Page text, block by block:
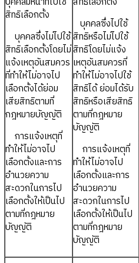
สิทธิเลือกตั้ง
บุคคลซึ่งไม่ไปใช้
สิทธิเลือกตั้งโดยไม่
แจ้งเหตุอันสมควร
ที่ทำให้ไม่อาจไป
เลือกตั้งได้ย่อม
เสียสิทธิตามที่
กฎหมายบัญญัติ
การแจ้งเหตุที่
ทำให้ไม่อาจไป
เลือกตั้งและการ
อำนวยความ
สะดวกในการไป
เลือกตั้งให้เป็นไป
ตามที่กฎหมาย
บัญญัติ
บุคคลซึ่งไปใช้
สิทธิหรือไม่ไปใช้
สิทธิโดยไม่แจ้ง
เหตุอันสมควรที่
ทำให้ไม่อาจไปใช้
สิทธิได้ ย่อมได้รับ
สิทธิหรือเสียสิทธิ
ตามที่กฎหมาย
บัญญัติ
การแจ้งเหตุที่
ทำให้ไม่อาจไป
เลือกตั้งและการ
อำนวยความ
สะดวกในการไป
เลือกตั้งให้เป็นไป
ตามที่กฎหมาย
บัญญัติ